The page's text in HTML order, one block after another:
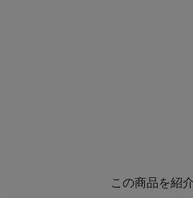
この商品を紹